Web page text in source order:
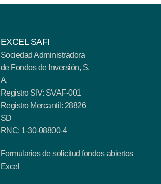
EXCEL SAFI
Sociedad Administradora
de Fondos de Inversión, S.
A.
Registro SIV: SVAF-001
Registro Mercantil: 28826
SD
RNC: 1-30-08800-4
Formularios de solicitud fondos abiertos
Excel